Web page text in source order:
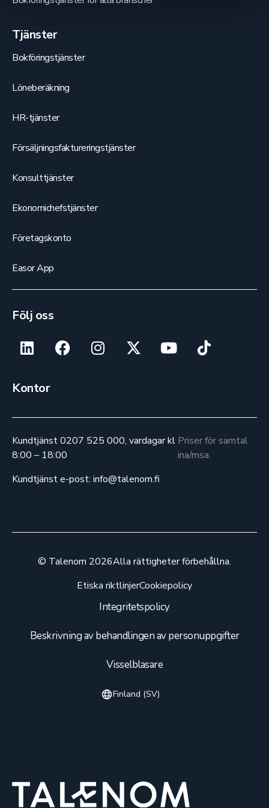
Tjänster
Bokföringstjänster
Löneberäkning
HR-tjänster
Försäljningsfaktureringstjänster
Konsulttjänster
Ekonomichefstjänster
Företagskonto
Easor App
Följ oss
Kontor
Kundtjänst 0207 525 000, vardagar kl
8:00 – 18:00
Kundtjänst e-post: info@talenom.fi
Priser för samtal
ina/msa.
© Talenom 2026Alla rättigheter förbehållna.
Etiska riktlinjerCookiepolicy
Integritetspolicy
Beskrivning av behandlingen av personuppgifter
Visselblasare
Finland (SV)